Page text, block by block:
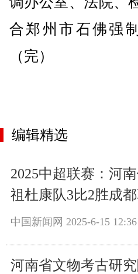
合郑州市石佛强
（完）
编辑精选
2025中超联赛：河
祖杜康队3比2胜成
中国新闻网 2025-6-15 12:36
河南省文物考古研